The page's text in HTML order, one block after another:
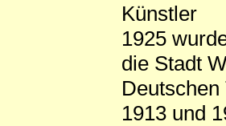
Künstler
1925
die Stadt
1913 und